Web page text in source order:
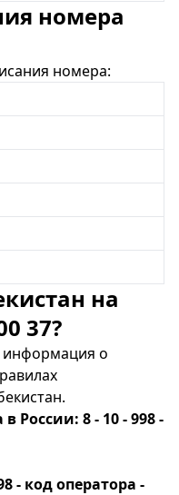
номера
номера:
на
37?
информация о
России: 8 - 10 - 998 -
- код оператора -